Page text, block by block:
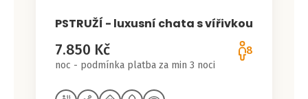
PSTRUŽÍ - luxusní chata s vířivkou
7.850 Kč
noc - podmínka platba za min 3 noci
8